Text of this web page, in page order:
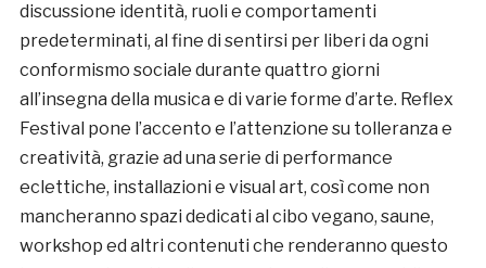
discussione identità, ruoli e comportamenti
predeterminati, al fine di sentirsi per liberi da ogni
conformismo sociale durante quattro giorni
all’insegna della musica e di varie forme d’arte. Reflex
Festival pone l’accento e l’attenzione su tolleranza e
creatività, grazie ad una serie di performance
eclettiche, installazioni e visual art, così come non
mancheranno spazi dedicati al cibo vegano, saune,
workshop ed altri contenuti che renderanno questo